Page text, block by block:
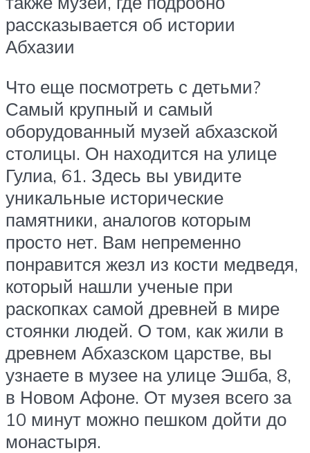
рассказывается об истории
Абхазии
Что еще посмотреть с детьми?
Самый крупный и самый
оборудованный музей абхазской
столицы. Он находится на улице
Гулиа, 61. Здесь вы увидите
уникальные исторические
памятники, аналогов которым
просто нет. Вам непременно
понравится жезл из кости медведя,
который нашли ученые при
раскопках самой древней в мире
стоянки людей. О том, как жили в
древнем Абхазском царстве, вы
узнаете в музее на улице Эшба, 8,
в Новом Афоне. От музея всего за
10 минут можно пешком дойти до
монастыря.